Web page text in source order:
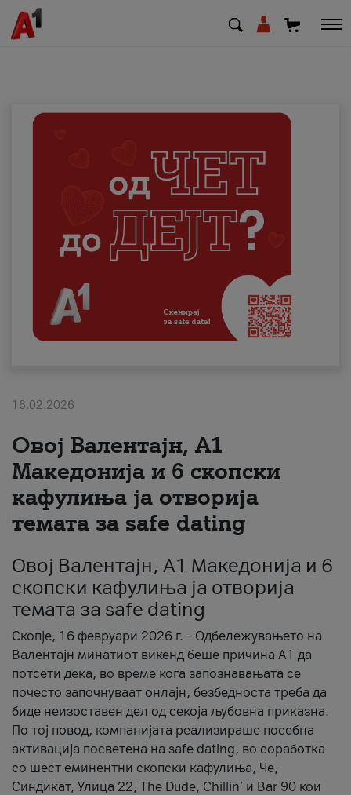
Деловни
Поддршка
Надополни кредит
Плати сметка
#ПодобарОнлајн
16.02.2026
Овој Валентајн, A1
Македонија и 6 скопски
кафулиња ја отворија
темата за safe dating
Овој Валентајн, A1 Македонија и 6
скопски кафулиња ја отворија
темата за safe dating
Скопје, 16 февруари 2026 г. – Одбележувањето на
Валентајн минатиот викенд беше причина А1 да
потсети дека, во време кога запознавањата се
почесто започнуваат онлајн, безбедноста треба да
биде неизоставен дел од секоја љубовна приказна.
По тој повод, компанијата реализираше посебна
активација посветена на safe dating, во соработка
со шест еминентни скопски кафулиња, Че,
Синдикат, Улица 22, The Dude, Chillin’ и Bar 90 кои